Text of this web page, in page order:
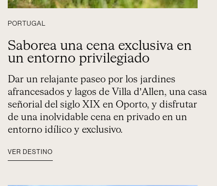
PORTUGAL
Saborea una cena exclusiva en
un entorno privilegiado
Dar un relajante paseo por los jardines
afrancesados y lagos de Villa d’Allen, una casa
señorial del siglo XIX en Oporto, y disfrutar
de una inolvidable cena en privado en un
entorno idílico y exclusivo.
VER DESTINO